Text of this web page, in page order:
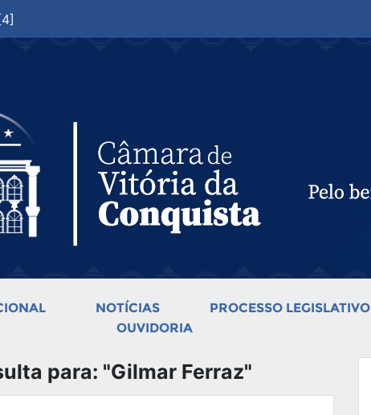
NOTÍCIAS PROCESSO LEGISLATIVO
OUVIDORIA
para: "Gilmar Ferraz"